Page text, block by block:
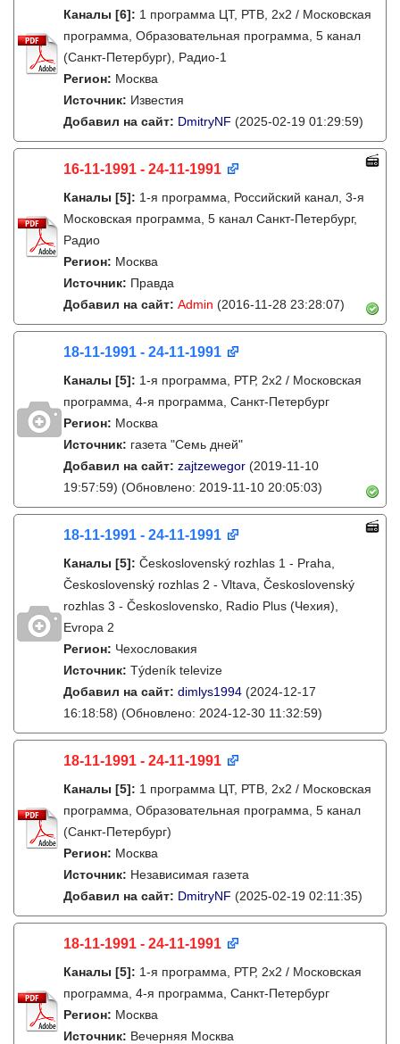
Каналы [6]: 1 программа ЦТ, РТВ, 2х2 / Московская
программа, Образовательная программа, 5 канал
(Санкт-Петербург), Радио-1
Регион: Москва
Источник: Известия
Добавил на сайт: DmitryNF (2025-02-19 01:29:59)
16-11-1991 - 24-11-1991
Каналы [5]: 1-я программа, Российский канал, 3-я
Московская программа, 5 канал Санкт-Петербург,
Радио
Регион: Москва
Источник: Правда
Добавил на сайт: Admin (2016-11-28 23:28:07)
18-11-1991 - 24-11-1991
Каналы [5]: 1-я программа, РТР, 2х2 / Московская
программа, 4-я программа, Санкт-Петербург
Регион: Москва
Источник: газета "Семь дней"
Добавил на сайт: zajtzewegor (2019-11-10
19:57:59) (Обновлено: 2019-11-10 20:05:03)
18-11-1991 - 24-11-1991
Каналы [5]: Československý rozhlas 1 - Praha,
Československý rozhlas 2 - Vltava, Československý
rozhlas 3 - Československo, Radio Plus (Чехия),
Evropa 2
Регион: Чехословакия
Источник: Týdeník televize
Добавил на сайт: dimlys1994 (2024-12-17
16:18:58) (Обновлено: 2024-12-30 11:32:59)
18-11-1991 - 24-11-1991
Каналы [5]: 1 программа ЦТ, РТВ, 2х2 / Московская
программа, Образовательная программа, 5 канал
(Санкт-Петербург)
Регион: Москва
Источник: Независимая газета
Добавил на сайт: DmitryNF (2025-02-19 02:11:35)
18-11-1991 - 24-11-1991
Каналы [5]: 1-я программа, РТР, 2х2 / Московская
программа, 4-я программа, Санкт-Петербург
Регион: Москва
Источник: Вечерняя Москва